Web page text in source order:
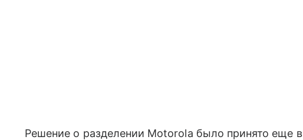
Решение о разделении Motorola было принято еще